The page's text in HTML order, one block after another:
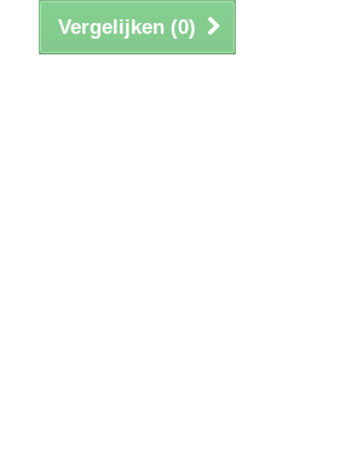
Vergelijken (0)